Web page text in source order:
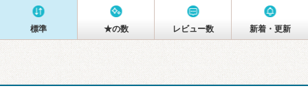
標準 ★の数 レビュー数 新着・更新